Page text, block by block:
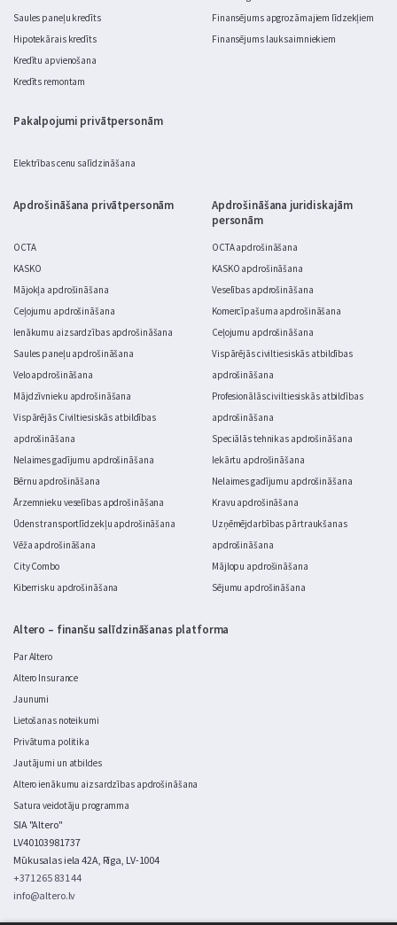
Saules paneļu kredīts
Hipotekārais kredīts
Kredītu apvienošana
Kredīts remontam
Pakalpojumi privātpersonām
Elektrības cenu salīdzināšana
Finansējums apgrozāmajiem līdzekļiem
Finansējums lauksaimniekiem
Apdrošināšana privātpersonām
OCTA
KASKO
Mājokļa apdrošināšana
Ceļojumu apdrošināšana
Ienākumu aizsardzības apdrošināšana
Saules paneļu apdrošināšana
Velo apdrošināšana
Mājdzīvnieku apdrošināšana
Vispārējās Civiltiesiskās atbildības
apdrošināšana
Nelaimes gadījumu apdrošināšana
Bērnu apdrošināšana
Ārzemnieku veselības apdrošināšana
Ūdens transportlīdzekļu apdrošināšana
Vēža apdrošināšana
City Combo
Kiberrisku apdrošināšana
Apdrošināšana juridiskajām
personām
OCTA apdrošināšana
KASKO apdrošināšana
Veselības apdrošināšana
Komercīpašuma apdrošināšana
Ceļojumu apdrošināšana
Vispārējās civiltiesiskās atbildības
apdrošināšana
Profesionālās civiltiesiskās atbildības
apdrošināšana
Speciālās tehnikas apdrošināšana
Iekārtu apdrošināšana
Nelaimes gadījumu apdrošināšana
Kravu apdrošināšana
Uzņēmējdarbības pārtraukšanas
apdrošināšana
Mājlopu apdrošināšana
Sējumu apdrošināšana
Altero – finanšu salīdzināšanas platforma
Par Altero
Altero Insurance
Jaunumi
Lietošanas noteikumi
Privātuma politika
Jautājumi un atbildes
Altero ienākumu aizsardzības apdrošināšana
Satura veidotāju programma
SIA "Altero"
LV40103981737
Mūkusalas iela 42A, Rīga, LV-1004
+371 265 831 44
info@altero.lv